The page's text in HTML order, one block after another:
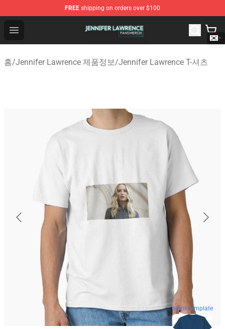
FREE shipping on orders over $100
Open menu
Jennifer Lawrence Shop - Official Jennifer Lawrence
홈/Jennifer Lawrence 제품정보/Jennifer Lawrence T-셔츠
blank template